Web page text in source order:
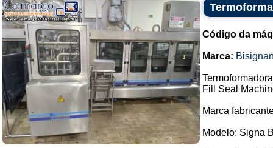
Código da
Marca:
Fill Seal
Marca
Modelo: Signa